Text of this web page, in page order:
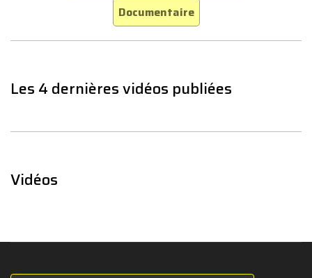
Documentaire
Les 4 dernières vidéos publiées
Vidéos